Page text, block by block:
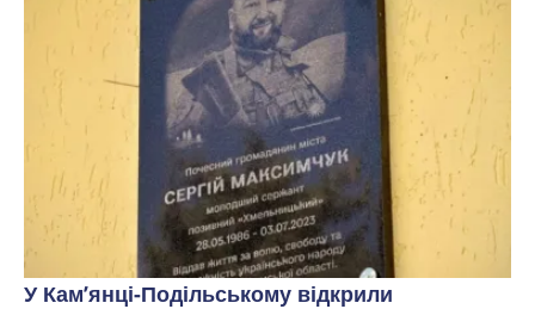
У Кам’янці-Подільському відкрили